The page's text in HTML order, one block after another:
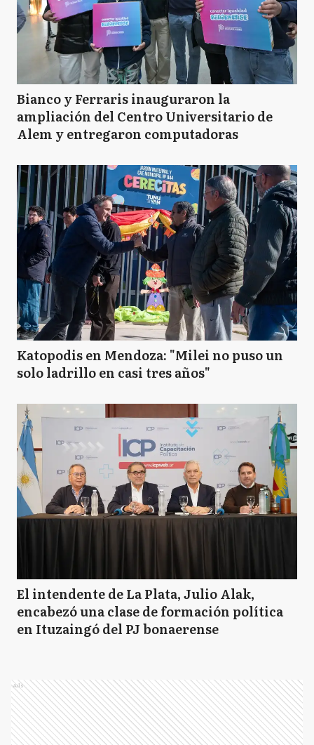
Bianco y Ferraris inauguraron la
ampliación del Centro Universitario de
Alem y entregaron computadoras
Katopodis en Mendoza: "Milei no puso un
solo ladrillo en casi tres años"
El intendente de La Plata, Julio Alak,
encabezó una clase de formación política
en Ituzaingó del PJ bonaerense
Ads